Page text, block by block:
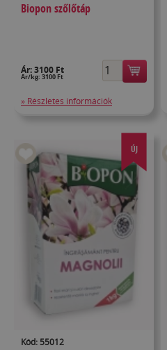
Biopon szőlőtáp
Ár:3100 Ft
Ár/kg: 3100 Ft
» Részletes információk
ÚJ
Kód: 55012